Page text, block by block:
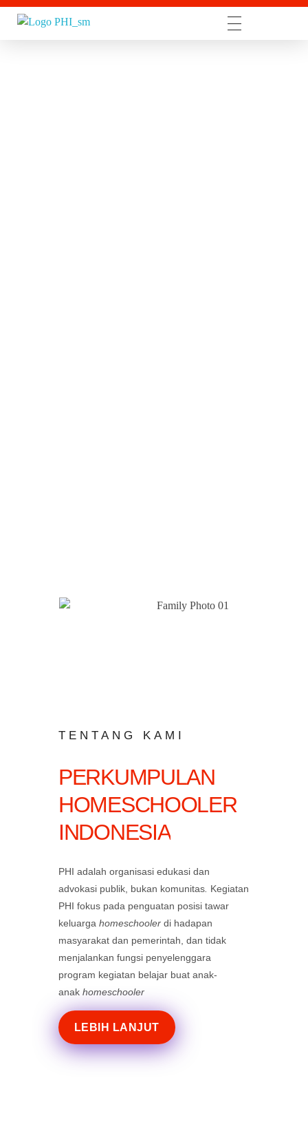
TENTANG KAMI
PERKUMPULAN
HOMESCHOOLER
INDONESIA
PHI adalah organisasi edukasi dan
advokasi publik, bukan komunitas Kegiatan
PHI fokus pada penguatan posisi tawar
keluarga homeschooler di hadapan
masyarakat dan pemerintah, dan tidak
menjalankan fungsi penyelenggara
program kegiatan belajar buat anak-
anak homeschooler
LEBIH LANJUT